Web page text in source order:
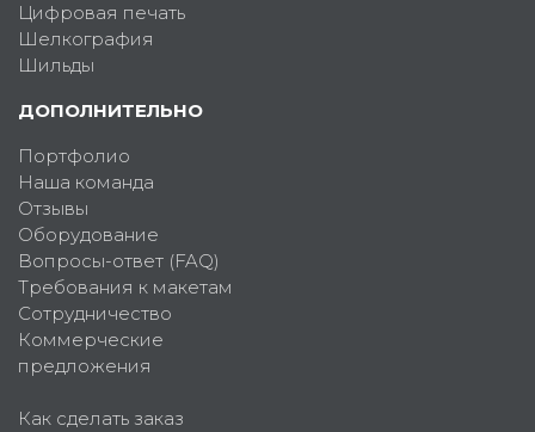
Цифровая печать
Шелкография
Шильды
ДОПОЛНИТЕЛЬНО
Портфолио
Наша команда
Отзывы
Оборудование
Вопросы-ответ (FAQ)
Требования к макетам
Сотрудничество
Коммерческие
предложения
Как сделать заказ